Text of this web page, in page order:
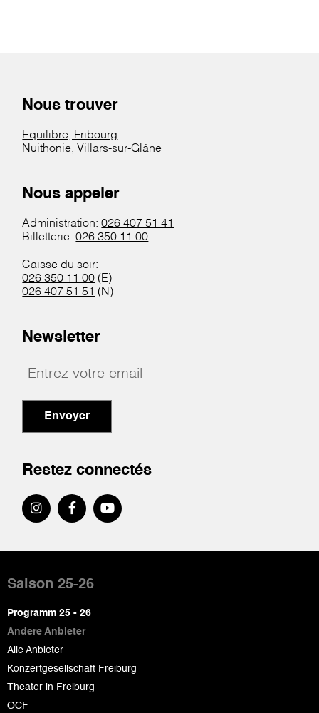
Nous trouver
Equilibre, Fribourg
Nuithonie, Villars-sur-Glâne
Nous appeler
Administration:026 407 51 41
Billetterie:026 350 11 00
Caisse du soir:
026 350 11 00 (E)
026 407 51 51 (N)
Newsletter
Envoyer
Restez connectés
de
page
Saison 25-26
Programm 25 - 26
Andere Anbieter
Alle Anbieter
Konzertgesellschaft Freiburg
Theater in Freiburg
OCF